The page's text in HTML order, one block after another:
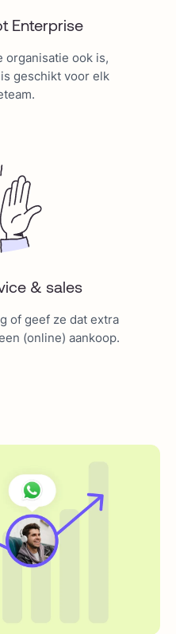
Enterprise
organisatie ook is,
geschikt voor elk
& sales
of geef ze dat extra
(online) aankoop.